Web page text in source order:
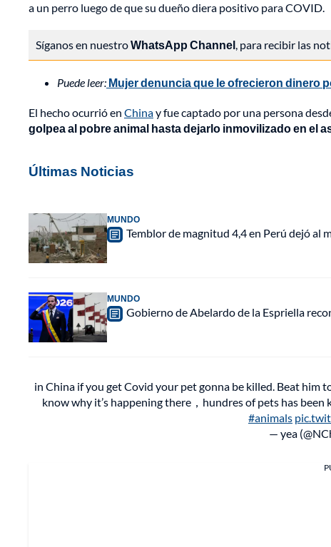
a un perro luego de que su dueño diera positivo para COVID.
Síganos en nuestroWhatsApp Channel, para recibir las
Puede leer: Mujer denuncia que le ofrecieron dinero
El hecho ocurrió en Chinay fue captado por una persona
golpea al pobre animal hasta dejarlo inmovilizado en el
Últimas Noticias
MUNDO
Temblor de magnitud 4,4 en Perú dejó al
MUNDO
Gobierno de Abelardo de la Espriella
in China if you get Covid your pet gonna be killed. Beat him
know why it’s happening there，hundres of pets has
#animals
— yea